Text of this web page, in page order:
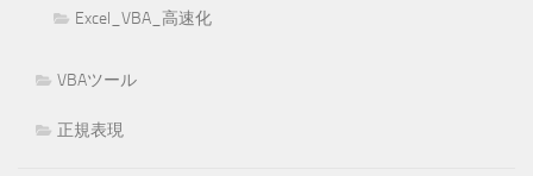
Excel_VBA_高速化
VBAツール
正規表現